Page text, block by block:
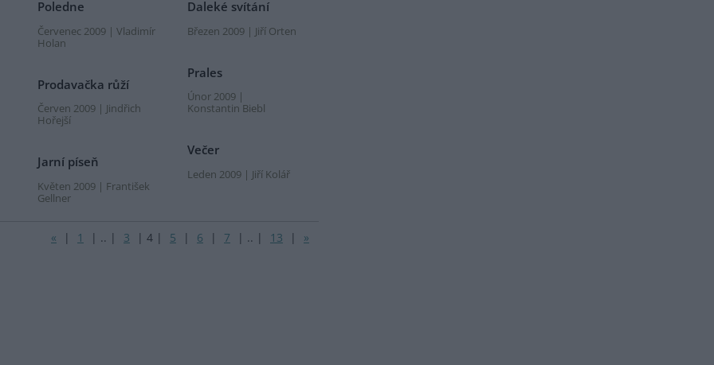
Poledne
Červenec 2009 | Vladimír
Holan
Prodavačka růží
Červen 2009 | Jindřich
Hořejší
Jarní píseň
Květen 2009 | František
Gellner
Daleké svítání
Březen 2009 | Jiří Orten
Prales
Únor 2009 |
Konstantin Biebl
Večer
Leden 2009 | Jiří Kolář
« | 1 | .. | 3 | 4 | 5 | 6 | 7 | .. | 13 | »